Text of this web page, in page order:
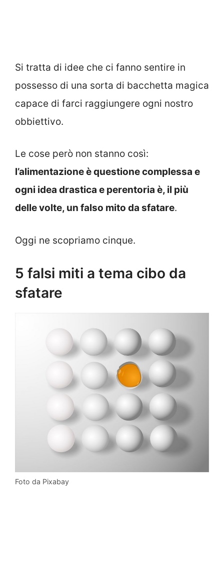
Si tratta di idee che ci fanno sentire in
possesso di una sorta di bacchetta magica
capace di farci raggiungere ogni nostro
obbiettivo.
Le cose però non stanno così:
l’alimentazione è questione complessa e
ogni idea drastica e perentoria è, il più
delle volte, un falso mito da sfatare.
Oggi ne scopriamo cinque.
5 falsi miti a tema cibo da
sfatare
Foto da Pixabay